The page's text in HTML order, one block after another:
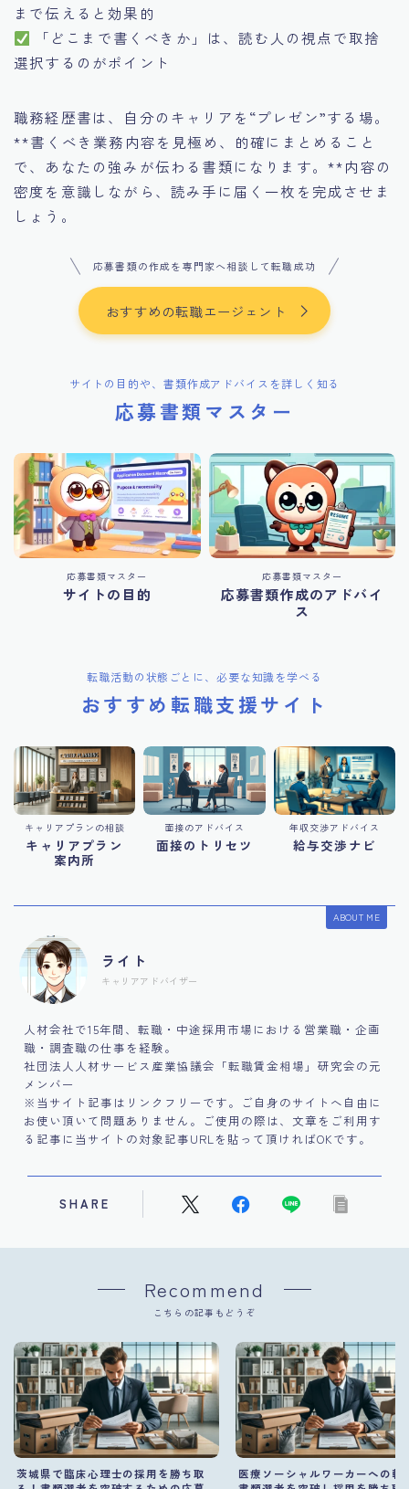
まで伝えると効果的
「どこまで書くべきか」は、読む人の視点で取捨
選択するのがポイント
職務経歴書は、自分のキャリアを“プレゼン”する場。
**書くべき業務内容を見極め、的確にまとめること
で、あなたの強みが伝わる書類になります。**内容の
密度を意識しながら、読み手に届く一枚を完成させま
しょう。
応募書類の作成を専門家へ相談して転職成功
おすすめの転職エージェント
サイトの目的や、書類作成アドバイスを詳しく知る
応募書類マスター
応募書類マスター
サイトの目的
応募書類マスター
応募書類作成のアドバイ
ス
転職活動の状態ごとに、必要な知識を学べる
おすすめ転職支援サイト
キャリアプランの相談
キャリアプラン
案内所
面接のアドバイス
面接のトリセツ
年収交渉アドバイス
給与交渉ナビ
ABOUT ME
ライト
キャリアアドバイザー
人材会社で15年間、転職・中途採用市場における営業職・企画
職・調査職の仕事を経験。
社団法人人材サービス産業協議会「転職賃金相場」研究会の元
メンバー
※当サイト記事はリンクフリーです。ご自身のサイトへ自由に
お使い頂いて問題ありません。ご使用の際は、文章をご利用す
る記事に当サイトの対象記事URLを貼って頂ければOKです。
SHARE
Recommend
こちらの記事もどうぞ
茨城県で臨床心理士の採用を勝ち取
医療ソーシャルワーカーへの転